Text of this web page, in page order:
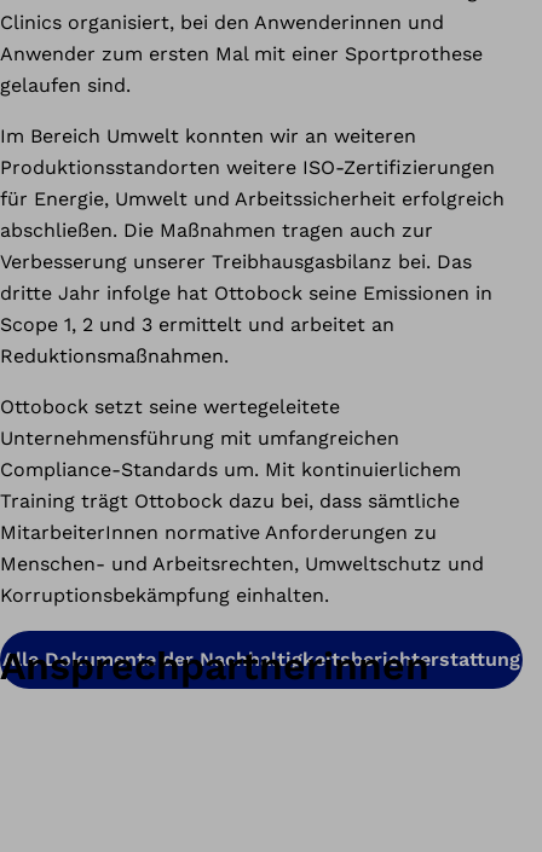
Clinics organisiert, bei den Anwenderinnen und
Anwender zum ersten Mal mit einer Sportprothese
gelaufen sind.
Im Bereich Umwelt konnten wir an weiteren
Produktionsstandorten weitere ISO-Zertifizierungen
für Energie, Umwelt und Arbeitssicherheit erfolgreich
abschließen. Die Maßnahmen tragen auch zur
Verbesserung unserer Treibhausgasbilanz bei. Das
dritte Jahr infolge hat Ottobock seine Emissionen in
Scope 1, 2 und 3 ermittelt und arbeitet an
Reduktionsmaßnahmen.
Ottobock setzt seine wertegeleitete
Unternehmensführung mit umfangreichen
Compliance-Standards um. Mit kontinuierlichem
Training trägt Ottobock dazu bei, dass sämtliche
MitarbeiterInnen normative Anforderungen zu
Menschen- und Arbeitsrechten, Umweltschutz und
Korruptionsbekämpfung einhalten.
Alle Dokumente der Nachhaltigkeitsberichterstattung
Ansprechpartnerinnen